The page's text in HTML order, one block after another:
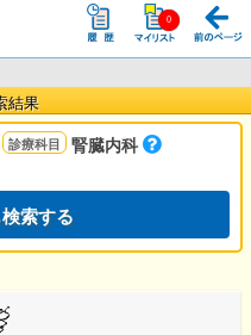
結果
腎臓内科
索する